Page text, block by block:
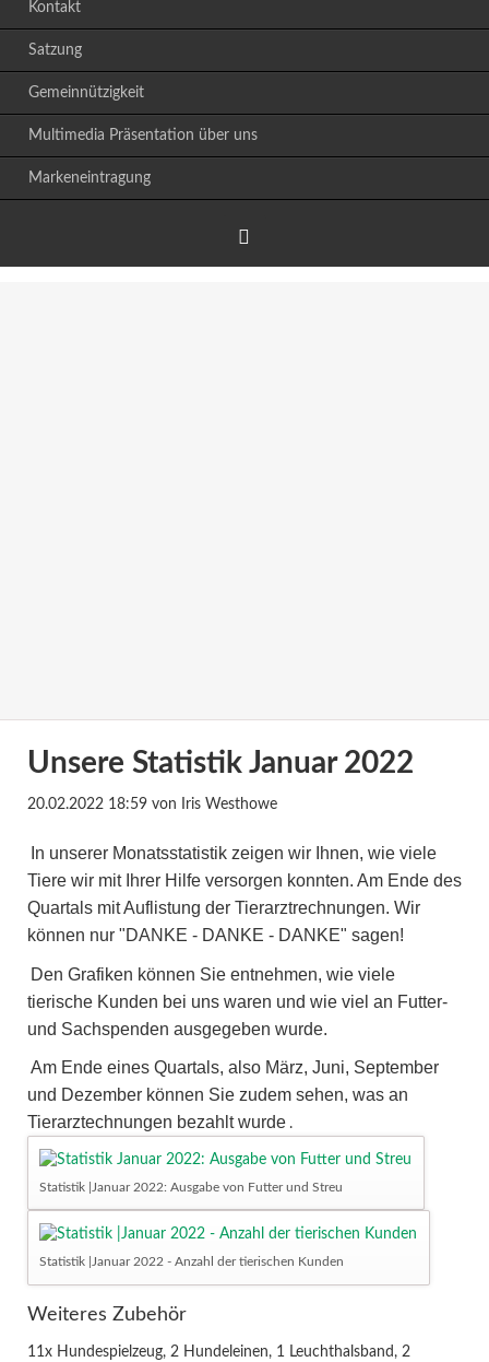
Kontakt
Satzung
Gemeinnützigkeit
Multimedia Präsentation über uns
Markeneintragung
Unsere Statistik Januar 2022
20.02.2022 18:59von Iris Westhowe
In unserer Monatsstatistik zeigen wir Ihnen, wie viele
Tiere wir mit Ihrer Hilfe versorgen konnten. Am Ende des
Quartals mit Auflistung der Tierarztrechnungen. Wir
können nur "DANKE - DANKE - DANKE" sagen!
Den Grafiken können Sie entnehmen, wie viele
tierische Kunden bei uns waren und wie viel an Futter-
und Sachspenden ausgegeben wurde.
Am Ende eines Quartals, also März, Juni, September
und Dezember können Sie zudem sehen, was an
Tierarztechnungen bezahlt wurde .
Statistik |Januar 2022: Ausgabe von Futter und Streu
Statistik |Januar 2022 - Anzahl der tierischen Kunden
Weiteres Zubehör
11x Hundespielzeug, 2 Hundeleinen, 1 Leuchthalsband, 2